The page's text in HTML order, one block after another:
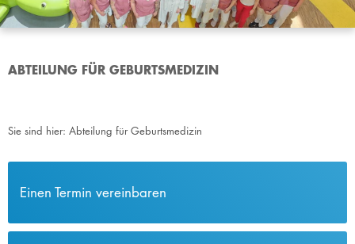
ABTEILUNG FÜR GEBURTSMEDIZIN
Sie sind hier: Abteilung für Geburtsmedizin
Einen Termin vereinbaren